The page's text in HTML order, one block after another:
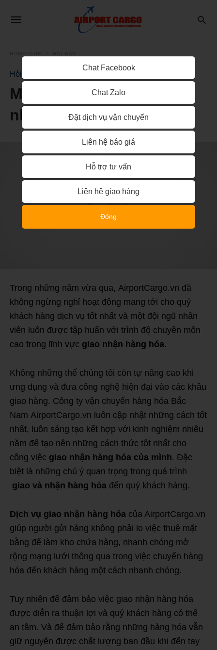
Hỏi Đáp
Mẫu biên bản phiếu giao
nhận hàng hóa
Trong những năm vừa qua, AirportCargo.vn đã
không ngừng nghỉ hoạt đông mang tới cho quý
khách hàng dịch vụ tốt nhất và một đội ngũ nhân
viên luôn được tập huấn với trình độ chuyên môn
cao trong lĩnh vực giao nhận hàng hóa.
Không những thế chúng tôi còn tự nâng cao khi
ưng dụng và đưa công nghệ hiện đại vào các khâu
giao hàng. Công ty vận chuyển hàng hóa Bắc
Nam AirportCargo.vn luôn cập nhật những cách tốt
nhất, luôn sáng tạo kết hợp với kinh nghiệm nhiều
năm để tạo nên những cách thức tốt nhất cho
công việc giao nhận hàng hóa của mình. Đặc
biệt là những chú ý quan trọng trong quá trình
giao và nhận hàng hóa đến quý khách hàng.
Dịch vụ giao nhận hàng hóa của AirportCargo.vn
giúp người gửi hàng không phải lo việc thuê mặt
bằng để làm kho chứa hàng, nhanh chóng mở
rộng mạng lưới thông qua trong việc chuyển hàng
hóa đến khách hàng một cách nhanh chóng.
Tuy nhiên để đảm bảo việc giao nhận hàng hóa
được diễn ra thuận lợi và quý khách hàng có thể
an tâm. Và để đảm bảo rằng những hàng hóa vẫn
giữ nguyên được chất lượng ban đầu khi đến tay
Chat Facebook
Chat Zalo
Đặt dịch vụ vận chuyển
Liên hệ báo giá
Hỗ trợ tư vấn
Liên hệ giao hàng
Đóng